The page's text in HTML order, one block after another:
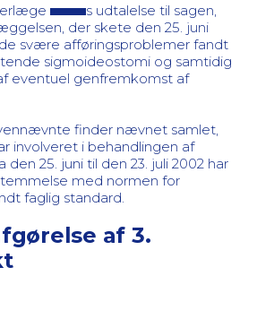
s udtalelse til sagen,
der skete den 25. juni
svære afføringsproblemer fandt
sigmoideostomi og samtidig
eventuel genfremkomst af
finder nævnet samlet,
involveret i behandlingen af
den 25. juni til den 23. juli 2002 har
med normen for
faglig standard.
af 3.